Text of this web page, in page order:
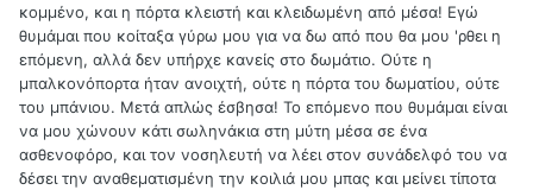
κομμένο, και η πόρτα κλειστή και κλειδωμένη από μέσα! Εγώ
θυμάμαι που κοίταξα γύρω μου για να δω από που θα μου 'ρθει η
επόμενη, αλλά δεν υπήρχε κανείς στο δωμάτιο. Ούτε η
μπαλκονόπορτα ήταν ανοιχτή, ούτε η πόρτα του δωματίου, ούτε
του μπάνιου. Μετά απλώς έσβησα! Το επόμενο που θυμάμαι είναι
να μου χώνουν κάτι σωληνάκια στη μύτη μέσα σε ένα
ασθενοφόρο, και τον νοσηλευτή να λέει στον συνάδελφό του να
δέσει την αναθεματισμένη την κοιλιά μου μπας και μείνει τίποτα